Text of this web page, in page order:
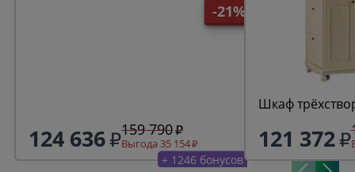
-21%
124 636 159 790
Выгода 35 154
+ 1246 бонусов
Шкаф
121 372